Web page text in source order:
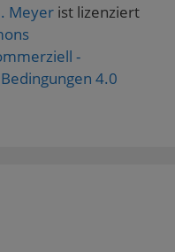
Meyer ist lizenziert
-
4.0